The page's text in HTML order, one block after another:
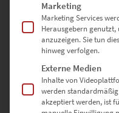
Marketing
Marketing Services
Herausgebern
anzuzeigen. Sie tun
hinweg verfolgen.
Externe Medien
Inhalte von
werden
akzeptiert werden, ist